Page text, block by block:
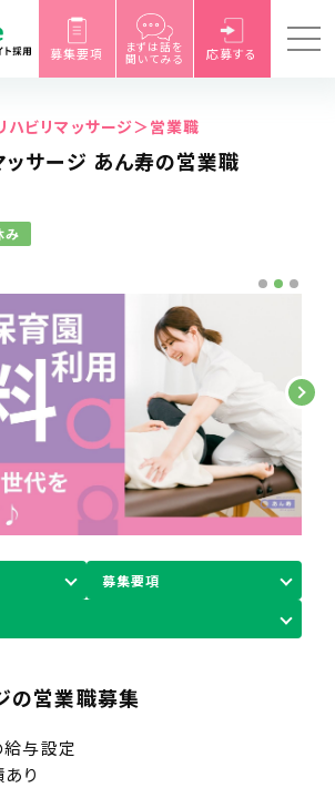
募集要項 まずは話を
聞いてみる 応募する
ハビリマッサージ＞営業職
ッサージ あん寿の営業職
み
募集要項
の営業職募集
給与設定
り